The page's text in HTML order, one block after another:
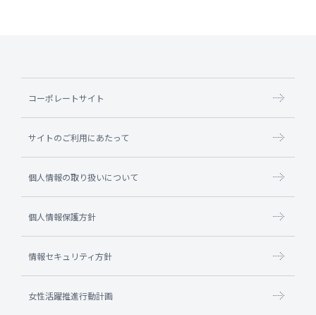
コーポレートサイト
サイトのご利用にあたって
個人情報の取り扱いについて
個人情報保護方針
情報セキュリティ方針
女性活躍推進行動計画